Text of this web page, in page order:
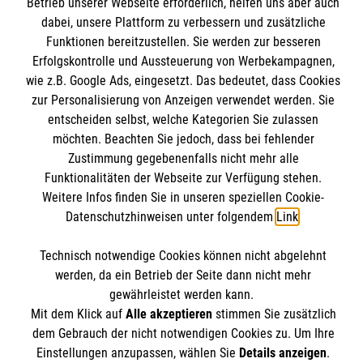
dienstags von 14 bis 16 Uhr
Anreiseinformation:
Mit dem Auto: Das Marien-Hospital Euskirchen
ist im innerstädtischen Schilder-Leitsystem
ausgeschildert.
Mit ÖPNV: Ab Euskirchen Bahnhof mit den
Buslinien 871 und 860 ungefähr 15 Minuten bis
zur Bushaltestelle Marien-Hospital.
Sie sind nicht krankenversichert und akut
erkrankt?
Sie können ohne Voranmeldung während der
Öffnungszeiten die MMM Sprechstunde
Mit öffentlichen Verkehrsmitteln: Vom
Neumarkt mit dem Bus Nr. 136 oder Bus Nr.
146 bis zur Haltestelle "Hildegardis-
Krankenhaus" oder Straßenbahnlinie 1
Richtung Weiden bis zur Haltestelle
"Universitätsstr." Die Praxis befindet sich im
Haus Rita rechts neben dem Haupteingang.
Öffnungszeiten:
Aufgrund kurzfristig möglicher Veränderungen
der Sprechzeiten informieren Sie sich bitte
direkt auf denSeiten der Stadtgeschäftsstelle
Köln [...Link...]
Kursangebote
Mitarbeiten
Stellenangebote
Wir Malteser
Kontakt
Presse und Medien
Impressum
Datenschutz
Barrierefreiheit
Malteser online
Malteserorden
Malteser Jugend
Malteser International
Mediathek
Sharepoint
Spendenkonto
Bank: Pax-Bank für Kirche und Caritas eG
IBAN: DE90 3706 0120 1201 2100 18
BIC: GENODED1PA7
Soziale Netzwerke
Der Malteser Hilfsdienst e.V. ist als eingetragene
gemeinnützige Organisation von der Körperschaft- und
dabei, unsere Plattform zu verbessern und zusätzliche
Funktionen bereitzustellen. Sie werden zur besseren
Erfolgskontrolle und Aussteuerung von Werbekampagnen,
wie z.B. Google Ads, eingesetzt. Das bedeutet, dass Cookies
zur Personalisierung von Anzeigen verwendet werden. Sie
entscheiden selbst, welche Kategorien Sie zulassen
möchten. Beachten Sie jedoch, dass bei fehlender
Zustimmung gegebenenfalls nicht mehr alle
Funktionalitäten der Webseite zur Verfügung stehen.
Weitere Infos finden Sie in unseren speziellen Cookie-
Datenschutzhinweisen unter folgendem Link.
Technisch notwendige Cookies können nicht abgelehnt
werden, da ein Betrieb der Seite dann nicht mehr
gewährleistet werden kann.
Mit dem Klick auf Alle akzeptierenstimmen Sie zusätzlich
dem Gebrauch der nicht notwendigen Cookies zu. Um Ihre
Einstellungen anzupassen, wählen Sie Details anzeigen.